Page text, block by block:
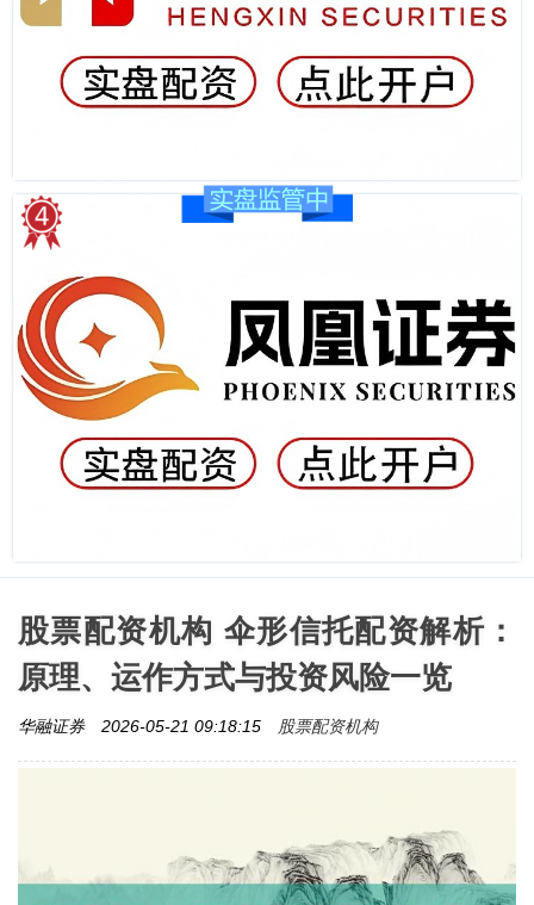
股票配资机构 伞形信托配资解析：
原理、运作方式与投资风险一览
华融证券 2026-05-21 09:18:15 股票配资机构